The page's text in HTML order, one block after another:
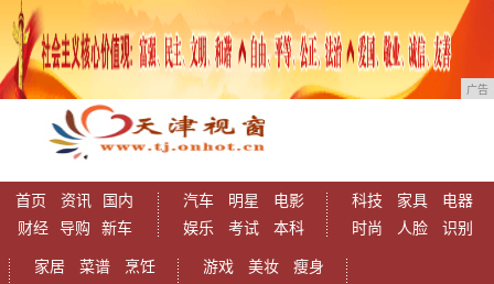
广告
首页 资讯
国内
财经
导购 新车
汽车 明星
电影
娱乐
考试 本科
科技 家具
电器
时尚
人脸 识别
家居 菜谱
烹饪
游戏 美妆
瘦身